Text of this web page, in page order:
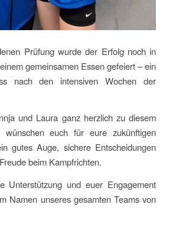
Prüfung wurde der Erfolg noch in
gemeinsamen Essen gefeiert – ein
nach den intensiven Wochen der
und Laura ganz herzlich zu diesem
euch für eure zukünftigen
gutes Auge, sichere Entscheidungen
beim Kampfrichten.
Unterstützung und euer Engagement
Namen unseres gesamten Teams von